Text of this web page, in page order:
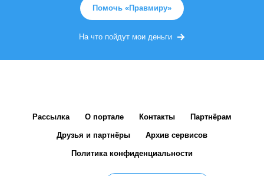
Помочь «Правмиру»
На что пойдут мои деньги
Рассылка О портале Контакты Партнёрам
Друзья и партнёры Архив сервисов
Политика конфиденциальности